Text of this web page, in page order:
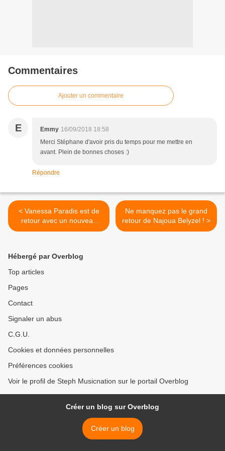
Commentaires
Ajouter un commentaire
E Emmy 16/09/2018 18:58
Merci Stéphane d'avoir pris du temps pour me mettre en
avant. Plein de bonnes choses :)
Répondre
< Vanessa Paradis est de
retour avec un nouveau
titre !
Ne manquez pas le grand
retour de Najoua Belyzel ! >
Hébergé par Overblog
Top articles
Pages
Contact
Signaler un abus
C.G.U.
Cookies et données personnelles
Préférences cookies
Voir le profil de Steph Musicnation sur le portail Overblog
Créer un blog sur Overblog
Créer un blog